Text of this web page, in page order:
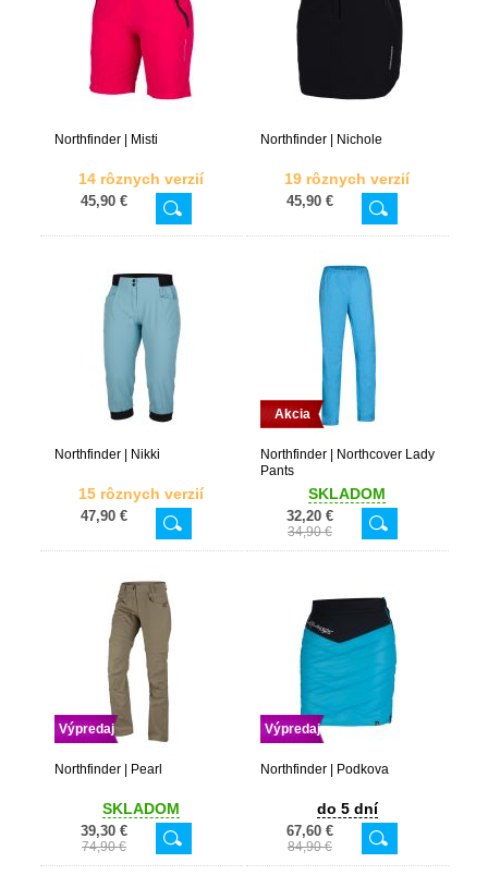
Northfinder | Misti
14 rôznych verzií
45,90 €
Northfinder | Nichole
19 rôznych verzií
45,90 €
Northfinder | Nikki
15 rôznych verzií
47,90 €
Akcia
Northfinder | Northcover Lady
Pants
SKLADOM
32,20 €
34,90 €
Výpredaj
Northfinder | Pearl
SKLADOM
39,30 €
74,90 €
Výpredaj
Northfinder | Podkova
do 5 dní
67,60 €
84,90 €